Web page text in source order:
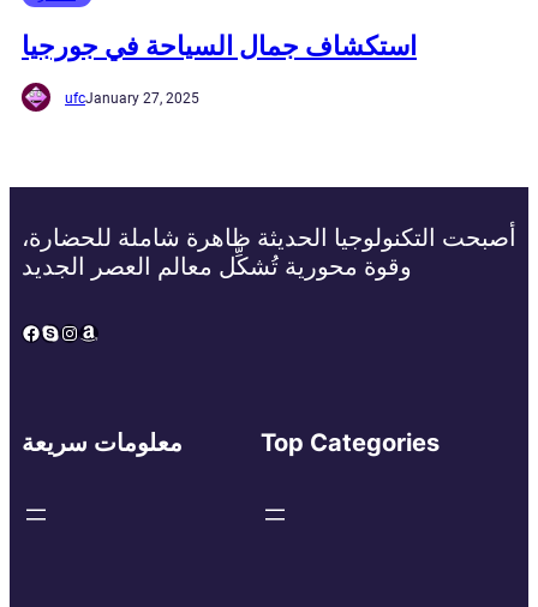
استكشاف جمال السياحة في جورجيا
ufcJanuary 27, 2025
أصبحت التكنولوجيا الحديثة ظاهرة شاملة للحضارة،
وقوة محورية تُشكِّل معالم العصر الجديد
Facebook
Skype
Instagram
Amazon
معلومات سريعة Top Categories